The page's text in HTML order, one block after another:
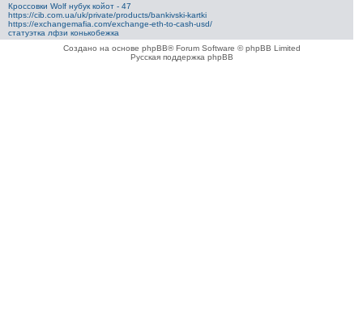
Кроссовки Wolf нубук койот - 47
https://cib.com.ua/uk/private/products/bankivski-kartki
https://exchangemafia.com/exchange-eth-to-cash-usd/
статуэтка лфзи конькобежка
Создано на основе phpBB® Forum Software © phpBB Limited
Русская поддержка phpBB